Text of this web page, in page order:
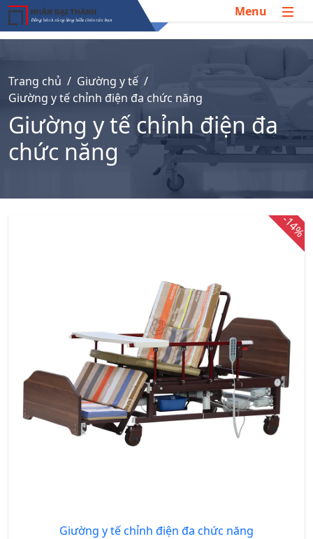
```html``` ```html``` Menu
Trang chủ
Giường y tế
Giường y tế chỉnh điện đa chức năng
Giường y tế chỉnh điện đa
chức năng
-14%
Giường y tế chỉnh điện đa chức năng